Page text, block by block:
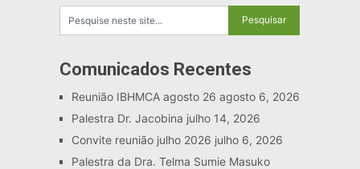
Comunicados Recentes
Reunião IBHMCA agosto 26 agosto 6, 2026
Palestra Dr. Jacobina julho 14, 2026
Convite reunião julho 2026 julho 6, 2026
Palestra da Dra. Telma Sumie Masuko